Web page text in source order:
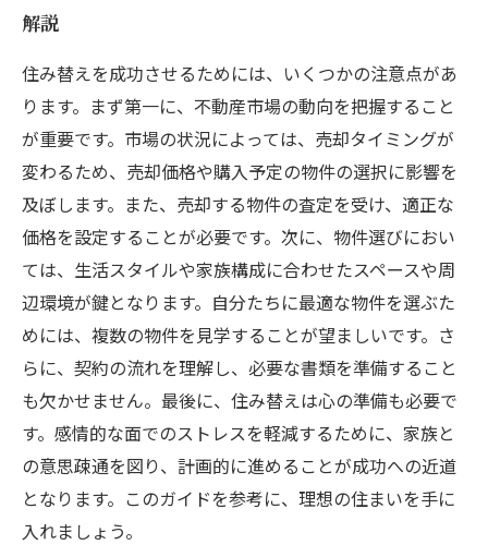
解説
住み替えを成功させるためには、いくつかの注意点があ
ります。まず第一に、不動産市場の動向を把握すること
が重要です。市場の状況によっては、売却タイミングが
変わるため、売却価格や購入予定の物件の選択に影響を
及ぼします。また、売却する物件の査定を受け、適正な
価格を設定することが必要です。次に、物件選びにおい
ては、生活スタイルや家族構成に合わせたスペースや周
辺環境が鍵となります。自分たちに最適な物件を選ぶた
めには、複数の物件を見学することが望ましいです。さ
らに、契約の流れを理解し、必要な書類を準備すること
も欠かせません。最後に、住み替えは心の準備も必要で
す。感情的な面でのストレスを軽減するために、家族と
の意思疎通を図り、計画的に進めることが成功への近道
となります。このガイドを参考に、理想の住まいを手に
入れましょう。